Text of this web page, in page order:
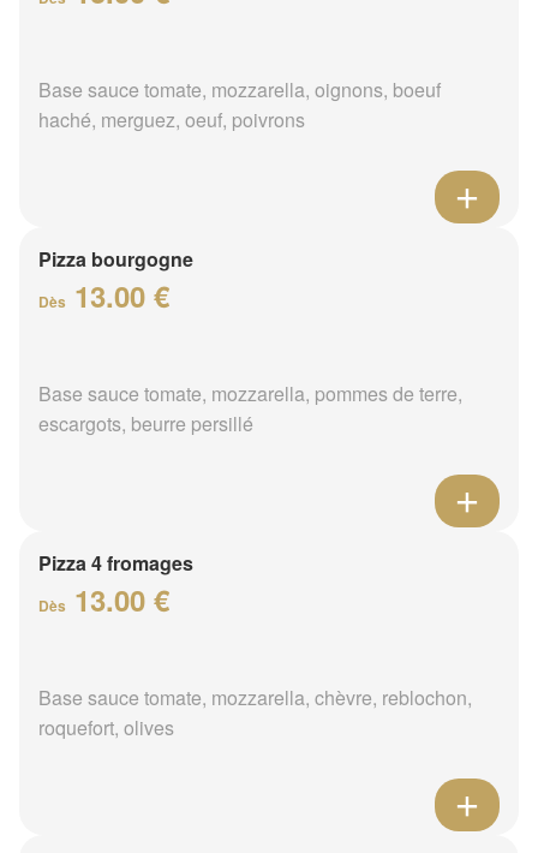
Base sauce tomate, mozzarella, oignons, boeuf
haché, merguez, oeuf, poivrons
Pizza bourgogne
Dès 13.00 €
Base sauce tomate, mozzarella, pommes de terre,
escargots, beurre persillé
Pizza 4 fromages
Dès 13.00 €
Base sauce tomate, mozzarella, chèvre, reblochon,
roquefort, olives